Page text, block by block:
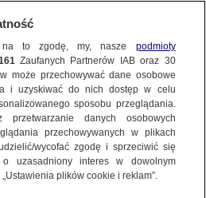
dobry!
wszystkich usług
na to zgodę, my, nasze podmioty
Zaufanych Partnerów IAB oraz 30
może przechowywać dane osobowe
i uzyskiwać do nich dostęp w celu
sposobu przeglądania.
danych osobowych
przechowywanych w plikach
wycofać zgodę i sprzeciwić się
uzasadniony interes w dowolnym
plików cookie i reklam”.